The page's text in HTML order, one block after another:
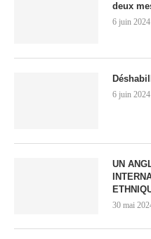
deux
6 juin 2024
6 juin 2024
UN
30 mai